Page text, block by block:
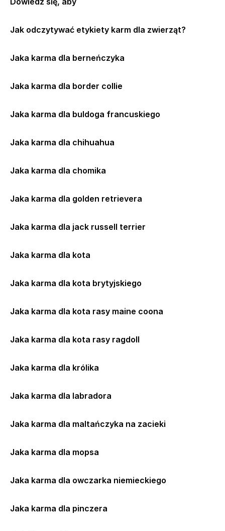
Jak odczytywać etykiety karm dla zwierząt?
Jaka karma dla berneńczyka
Jaka karma dla border collie
Jaka karma dla buldoga francuskiego
Jaka karma dla chihuahua
Jaka karma dla chomika
Jaka karma dla golden retrievera
Jaka karma dla jack russell terrier
Jaka karma dla kota
Jaka karma dla kota brytyjskiego
Jaka karma dla kota rasy maine coona
Jaka karma dla kota rasy ragdoll
Jaka karma dla królika
Jaka karma dla labradora
Jaka karma dla maltańczyka na zacieki
Jaka karma dla mopsa
Jaka karma dla owczarka niemieckiego
Jaka karma dla pinczera